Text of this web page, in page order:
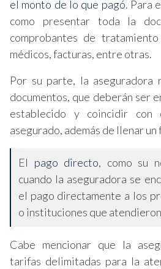
el monto de lo que pagó. Para
como presentar toda la
comprobantes de
médicos, facturas, entre otras.
Por su parte, la aseguradora
documentos, que deberán ser
establecido y coincidir con
asegurado, además de llenar
El pago directo, como su
cuando la aseguradora se
el pago directamente a los
o instituciones que
Cabe mencionar que la
tarifas delimitadas para la